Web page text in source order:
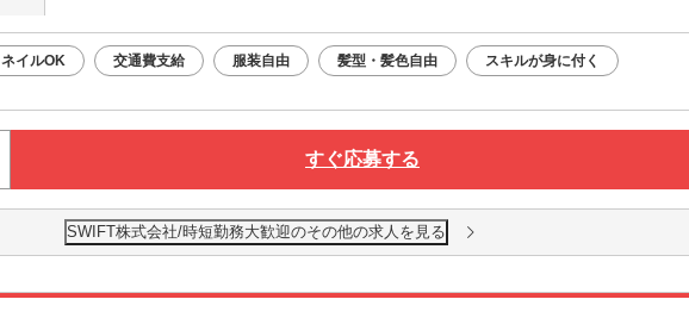
ネイルOK 交通費支給 服装自由 髪型・髪色自由 スキルが身に付く
すぐ応募する
SWIFT株式会社/時短勤務大歓迎のその他の求人を見る